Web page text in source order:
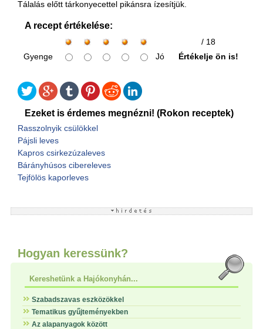
Tálalás előtt tárkonyecettel pikánsra ízesítjük.
A recept értékelése:
/ 18
Gyenge
Jó Értékelje ön is!
Ezeket is érdemes megnézni! (Rokon receptek)
Rasszolnyik csülökkel
Pájsli leves
Kapros csirkezúzaleves
Bárányhúsos cibereleves
Tejfölös kaporleves
Hogyan keressünk?
Kereshetünk a Hajókonyhán...
Szabadszavas eszközökkel
Tematikus gyűjteményekben
Az alapanyagok között